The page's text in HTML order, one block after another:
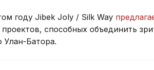
году Jibek Joly / Silk Way
способных объединить
Улан-Батора.